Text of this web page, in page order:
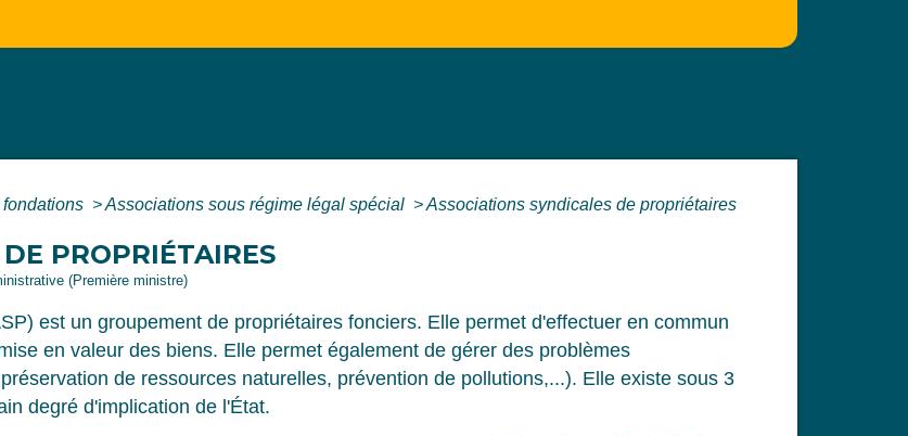
>Associations sous régime légal spécial >Associations syndicales de propriétaires
PROPRIÉTAIRES
(Première ministre)
est un groupement de propriétaires fonciers. Elle permet d'effectuer en commun
en valeur des biens. Elle permet également de gérer des problèmes
de ressources naturelles, prévention de pollutions,...). Elle existe sous 3
degré d'implication de l'État.